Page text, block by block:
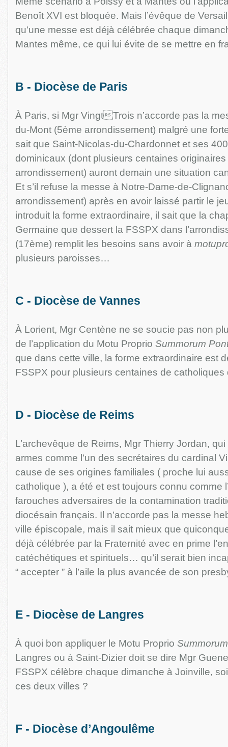
Benoît XVI est bloquée. Mais l’évêque de
qu’une messe est déjà célébrée chaque
Mantes même, ce qui lui évite de se mettre en
B - Diocèse de Paris
À Paris, si Mgr VingtTrois n’accorde pas la
du-Mont (5ème arrondissement) malgré une
sait que Saint-Nicolas-du-Chardonnet et ses
dominicaux (dont plusieurs centaines
arrondissement) auront demain une situation
Et s’il refuse la messe à Notre-Dame-de-
arrondissement) après en avoir laissé partir le
introduit la forme extraordinaire, il sait que la
Germaine que dessert la FSSPX dans
(17ème) remplit les besoins sans avoir à
plusieurs paroisses…
C - Diocèse de Vannes
À Lorient, Mgr Centène ne se soucie pas non
de l’application du Motu Proprio Summorum
que dans cette ville, la forme extraordinaire est
FSSPX pour plusieurs centaines de catholiques
D - Diocèse de Reims
L’archevêque de Reims, Mgr Thierry Jordan,
armes comme l’un des secrétaires du cardinal
cause de ses origines familiales ( proche lui
catholique ), a été et est toujours connu comme
farouches adversaires de la contamination
diocésain français. Il n’accorde pas la messe
ville épiscopale, mais il sait mieux que
déjà célébrée par la Fraternité avec en prime
catéchétiques et spirituels… qu’il serait bien
“ accepter ” à l’aile la plus avancée de son
E - Diocèse de Langres
À quoi bon appliquer le Motu Proprio
Langres ou à Saint-Dizier doit se dire Mgr
FSSPX célèbre chaque dimanche à Joinville,
ces deux villes ?
F - Diocèse d’Angoulême